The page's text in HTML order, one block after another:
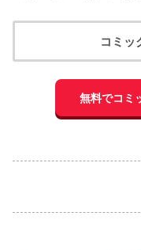
コミッ
無料でコミ